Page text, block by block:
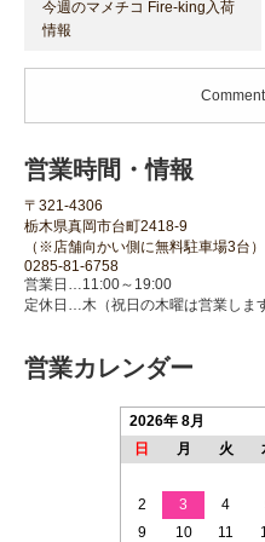
今週のマメチコ Fire-king入荷
情報
営業時間・情報
〒321-4306
栃木県真岡市台町2418-9
（※店舗向かい側に無料駐車場3台）
0285-81-6758
営業日…11:00～19:00
定休日…木（祝日の木曜は営業しま
営業カレンダー
2026年 8月
日
月 火
2
3 4
9
10 11